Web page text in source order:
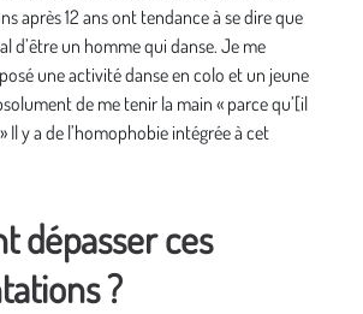
après 12 ans ont tendance à se dire que
d’être un homme qui danse. Je me
une activité danse en colo et un jeune
de me tenir la main « parce qu’[il
Il y a de l’homophobie intégrée à cet
dépasser ces
?